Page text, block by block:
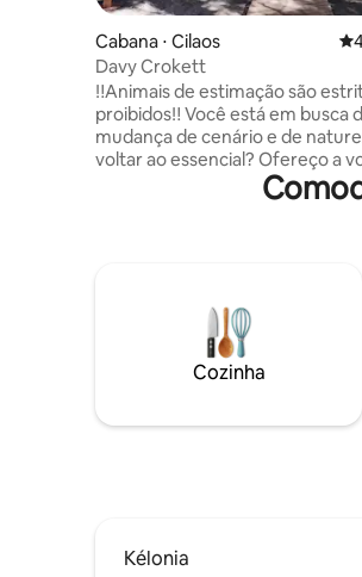
Cabana ⋅ Cilaos
Davy Crokett
‼️Animais de estimação são
proibidos‼️ Você está em busca
mudança de cenário e de
voltar ao essencial? Ofereço a
cabana pequena, totalmente
confortável, no coração de
preocupações do dia a dia para
desfrute da nossa banheira de
hidromassagem privativa. 🫧
estadia ao ar livre, cercada pela
🇷🇪
Cozinha
Kélonia